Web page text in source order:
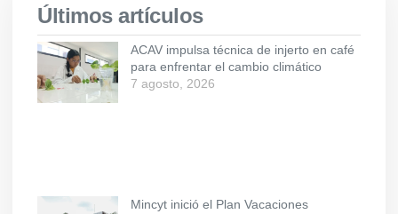
Últimos artículos
ACAV impulsa técnica de injerto en café
para enfrentar el cambio climático
7 agosto, 2026
Mincyt inició el Plan Vacaciones